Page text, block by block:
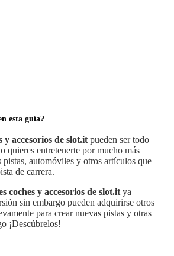
esta guía?
y accesorios de slot.it pueden ser todo
quieres entretenerte por mucho más
pistas, automóviles y otros artículos que
de carrera.
coches y accesorios de slot.it ya
sin embargo pueden adquirirse otros
para crear nuevas pistas y otras
¡Descúbrelos!